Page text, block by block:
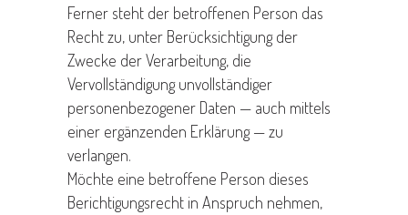
Ferner steht der betroffenen Person das
Recht zu, unter Berücksichtigung der
Zwecke der Verarbeitung, die
Vervollständigung unvollständiger
personenbezogener Daten — auch mittels
einer ergänzenden Erklärung — zu
verlangen.
Möchte eine betroffene Person dieses
Berichtigungsrecht in Anspruch nehmen,